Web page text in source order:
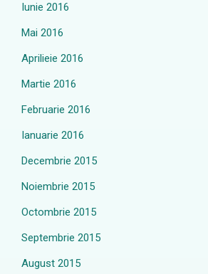
Iunie 2016
Mai 2016
Aprilieie 2016
Martie 2016
Februarie 2016
Ianuarie 2016
Decembrie 2015
Noiembrie 2015
Octombrie 2015
Septembrie 2015
August 2015